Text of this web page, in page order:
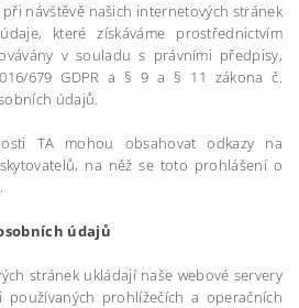
návštěvě našich internetových stránek
které získáváme prostřednictvím
v souladu s právními předpisy,
679 GDPR a § 9 a § 11 zákona č.
údajů.
TA mohou obsahovat odkazy na
na něž se toto prohlášení o
údajů
stránek ukládají naše webové servery
prohlížečích a operačních